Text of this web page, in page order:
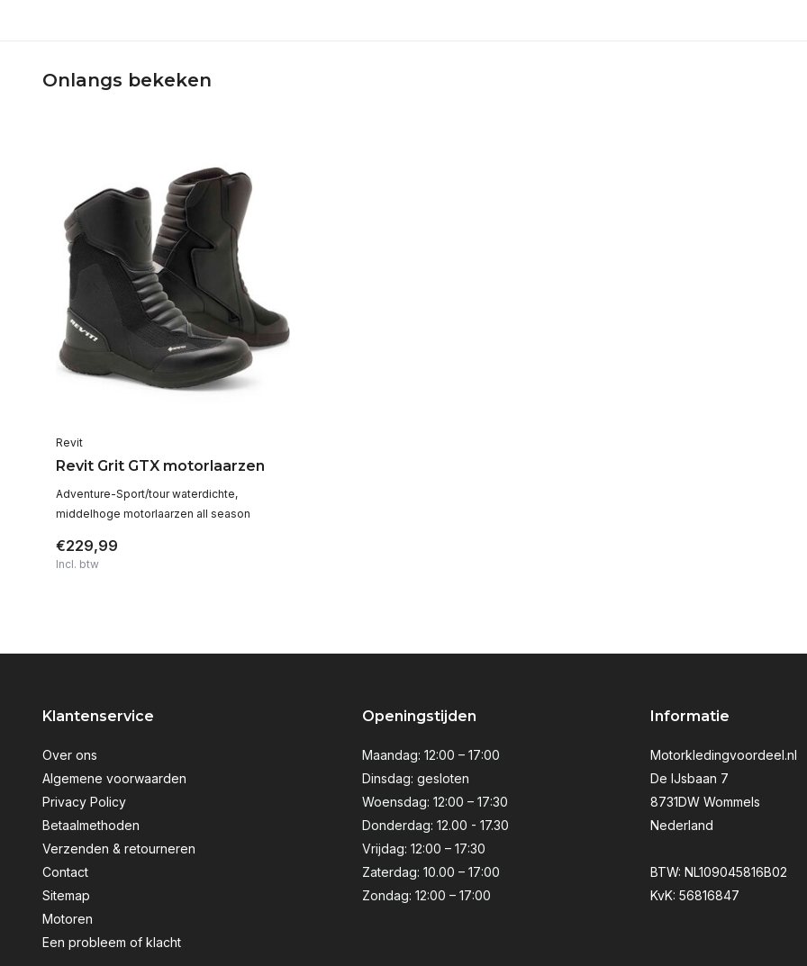
Onlangs bekeken
Revit
Revit Grit GTX motorlaarzen
Adventure-Sport/tour waterdichte,
middelhoge motorlaarzen all season
€229,99
Incl. btw
Klantenservice
Over ons
Algemene voorwaarden
Privacy Policy
Betaalmethoden
Verzenden & retourneren
Contact
Sitemap
Motoren
Een probleem of klacht
Openingstijden
Maandag: 12:00 – 17:00
Dinsdag: gesloten
Woensdag: 12:00 – 17:30
Donderdag: 12.00 - 17.30
Vrijdag: 12:00 – 17:30
Zaterdag: 10.00 – 17:00
Zondag: 12:00 – 17:00
Informatie
Motorkledingvoordeel.nl
De IJsbaan 7
8731DW Wommels
Nederland
BTW: NL109045816B02
KvK: 56816847